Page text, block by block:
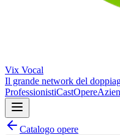
Vix Vocal
Il grande network del
ProfessionistiCastOpere
Catalogo opere